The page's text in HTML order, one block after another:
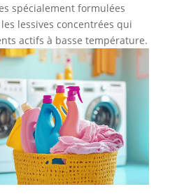
spécialement formulées
lessives concentrées qui
actifs à basse température.